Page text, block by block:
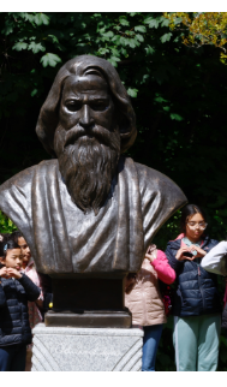
externa.externa.